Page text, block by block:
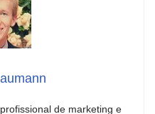
de marketing e